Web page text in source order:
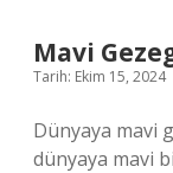
Mavi
Tarih: Ekim 15, 2024
Dünyaya mavi
dünyaya mavi